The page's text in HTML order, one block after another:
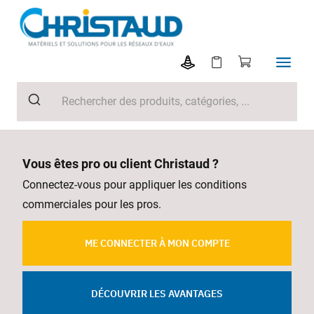
Vous êtes pro ou client Christaud ?
Connectez-vous pour appliquer les conditions
commerciales pour les pros.
ME CONNECTER À MON COMPTE
DÉCOUVRIR LES AVANTAGES